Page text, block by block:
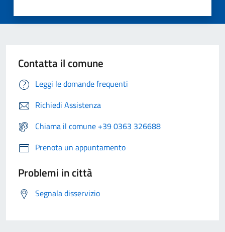
Contatta il comune
Leggi le domande frequenti
Richiedi Assistenza
Chiama il comune +39 0363 326688
Prenota un appuntamento
Problemi in città
Segnala disservizio